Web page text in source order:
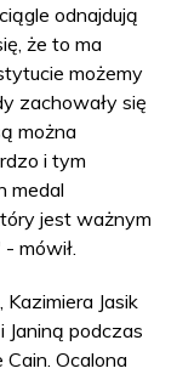
odnajdują
że to ma
możemy
zachowały się
można
i tym
medal
jest ważnym
mówił.
Jasik
Janiną podczas
Ocalona